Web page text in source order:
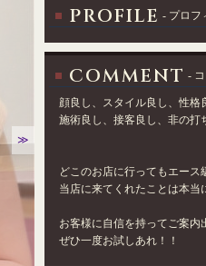
≫
PROFILE - プロフ
COMMENT -
顔良し、スタイル良し、性格
施術良し、接客良し、非の打
どこのお店に行ってもエー
当店に来てくれたことは本当
お客様に自信を持ってご案内
ぜひ一度お試しあれ！！